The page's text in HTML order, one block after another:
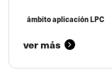
ámbito aplicación LPC
ver más